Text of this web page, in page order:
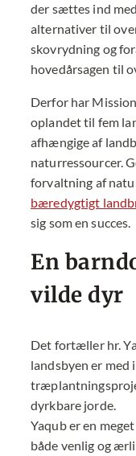
der sættes ind
alternativer til
skovrydning og
hovedårsagen til
Derfor har
oplandet til fem
afhængige af
naturressourcer.
forvaltning af
bæredygtigt
sig som en succes.
En
vilde dyr
Det fortæller hr.
landsbyen er med
dyrkbare jorde.
Yaqub er en
både venlig og